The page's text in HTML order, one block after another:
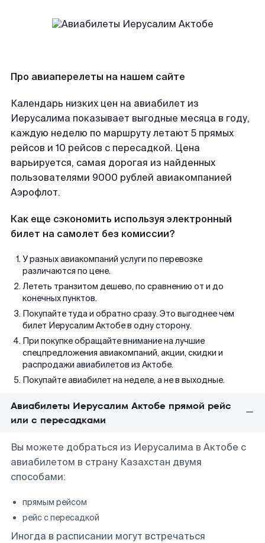
Про авиаперелеты на нашем сайте
Календарь низких цен на авиабилет из
Иерусалима показывает выгодные месяца в году,
каждую неделю по маршруту летают 5 прямых
рейсов и 10 рейсов с пересадкой. Цена
варьируется, самая дорогая из найденных
пользователями 9000 рублей авиакомпанией
Аэрофлот.
Как еще сэкономить используя электронный
билет на самолет без комиссии?
У разных авиакомпаний услуги по перевозке
различаются по цене.
Лететь транзитом дешево, по сравнению от и до
конечных пунктов.
Покупайте туда и обратно сразу. Это выгоднее чем
билет Иерусалим Актобе в одну сторону.
При покупке обращайте внимание на лучшие
спецпредложения авиакомпаний, акции, скидки и
распродажи авиабилетов из Актобе.
Покупайте авиабилет на неделе, а не в выходные.
Авиабилеты Иерусалим Актобе прямой рейс
или с пересадками
Вы можете добраться из Иерусалима в Актобе с
авиабилетом в страну Казахстан двумя
способами:
прямым рейсом
рейс с пересадкой
Иногда в расписании могут встречаться